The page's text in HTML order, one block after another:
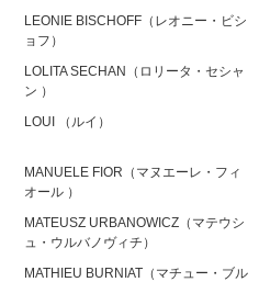
LEONIE BISCHOFF（レオニー・ビシ
ョフ）
LOLITA SECHAN（ロリータ・セシャ
ン ）
LOUI （ルイ）
MANUELE FIOR（マヌエーレ・フィ
オール ）
MATEUSZ URBANOWICZ（マテウシ
ュ・ウルバノヴィチ）
MATHIEU BURNIAT（マチュー・ブル